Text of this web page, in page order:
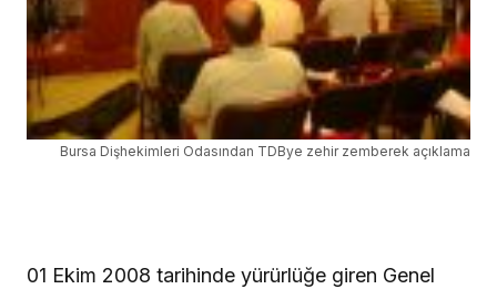
Bursa Dişhekimleri Odasından TDBye zehir zemberek açıklama
01 Ekim 2008 tarihinde yürürlüğe giren Genel